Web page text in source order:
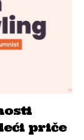
priče